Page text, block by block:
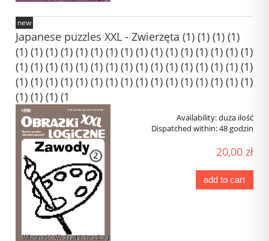
Japanese puzzles XXL - Zwierzęta (1) (1) (1) (1)
(1) (1) (1) (1) (1) (1) (1) (1) (1) (1) (1) (1) (1) (1) (1) (1)
(1) (1) (1) (1) (1) (1) (1) (1) (1) (1) (1) (1) (1) (1) (1) (1)
(1) (1) (1) (1) (1) (1) (1) (1) (1) (1) (1) (1) (1) (1) (1) (1)
(1) (1) (1) (1
Availability:duża ilość
Dispatched within:48 godzin
20,00 zł
add to cart
new